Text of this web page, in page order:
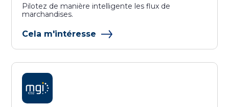
Pilotez de manière intelligente les flux de
marchandises.
Cela m'intéresse